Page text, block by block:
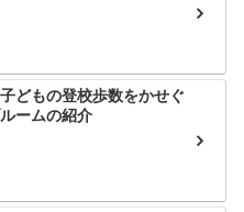
どもの登校歩数をかせぐ
ームの紹介